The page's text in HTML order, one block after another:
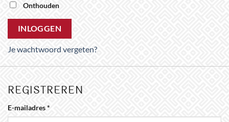
Onthouden
INLOGGEN
Je wachtwoord vergeten?
REGISTREREN
E-mailadres*